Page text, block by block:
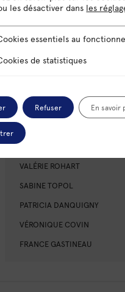
Formation
OMNICITÉ
PARTICIPANTS
VALÉRIE ROHART
SABINE TOPOL
PATRICIA DANQUIGNY
VÉRONIQUE COVIN
FRANCE GASTINEAU
les désactiver dans les
au fonctionnement du
essentiels au
statistiquesde statistiques
Refuser En savoir